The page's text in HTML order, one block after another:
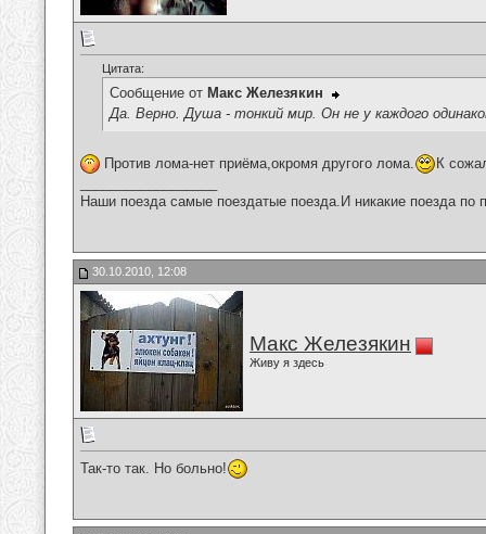
Цитата:
Сообщение от Макс Железякин
Да. Верно. Душа - тонкий мир. Он не у каждого
Против лома-нет приёма,окромя другого лома.
К
Наши поезда самые поездатые поезда.И никакие поезда по
30.10.2010, 12:08
Макс Железякин
Живу я здесь
Так-то так. Но больно!